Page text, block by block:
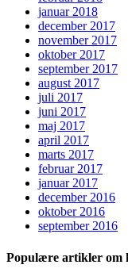
januar 2018
december 2017
november 2017
oktober 2017
september 2017
august 2017
juli 2017
juni 2017
maj 2017
april 2017
marts 2017
februar 2017
januar 2017
december 2016
oktober 2016
september 2016
Populære artikler om